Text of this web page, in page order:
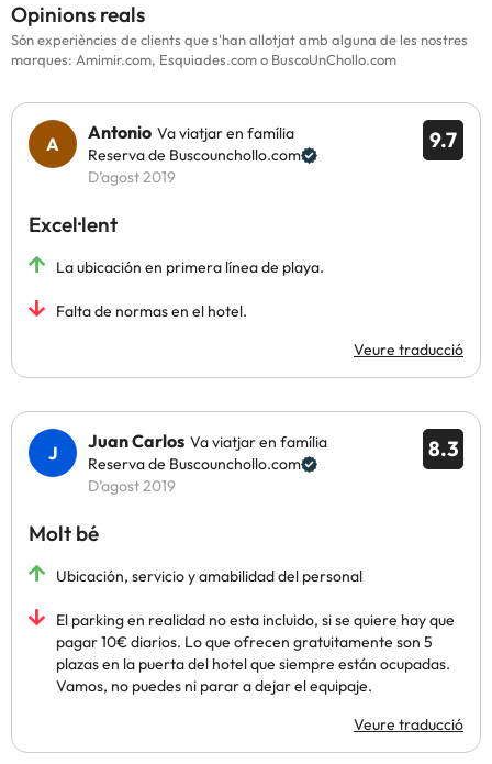
Opinions reals
Són experiències de clients que s'han allotjat amb alguna de les nostres
marques: Amimir.com, Esquiades.com o BuscoUnChollo.com
9.7
Antonio Va viatjar en família
Reserva de Buscounchollo.com
D’agost 2019
Excel·lent
La ubicación en primera línea de playa.
Falta de normas en el hotel.
Veure traducció
8.3
Juan Carlos Va viatjar en família
Reserva de Buscounchollo.com
D’agost 2019
Molt bé
Ubicación, servicio y amabilidad del personal
El parking en realidad no esta incluido, si se quiere hay que
pagar 10€ diarios. Lo que ofrecen gratuitamente son 5
plazas en la puerta del hotel que siempre están ocupadas.
Vamos, no puedes ni parar a dejar el equipaje.
Veure traducció